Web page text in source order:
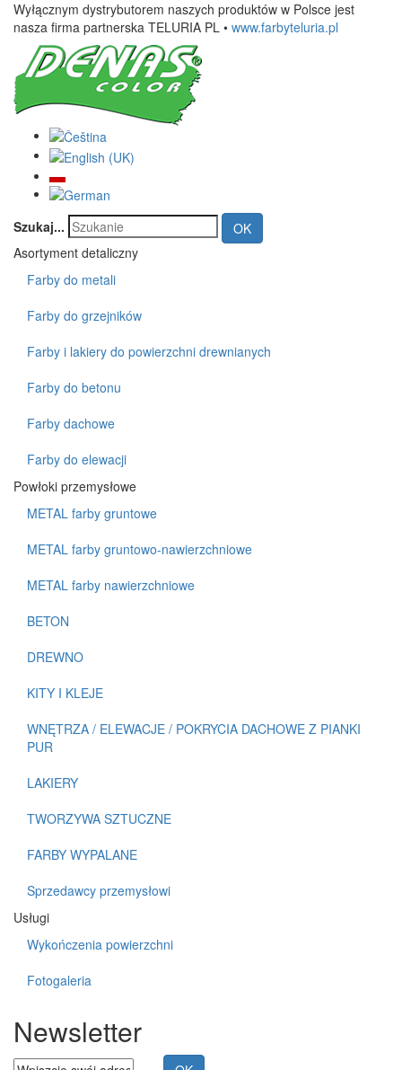
Wyłącznym dystrybutorem naszych produktów w Polsce jest
nasza firma partnerska TELURIA PL • www.farbyteluria.pl
Szukaj...
OK
Asortyment detaliczny
Farby do metali
Farby do grzejników
Farby i lakiery do powierzchni drewnianych
Farby do betonu
Farby dachowe
Farby do elewacji
Powłoki przemysłowe
METAL farby gruntowe
METAL farby gruntowo-nawierzchniowe
METAL farby nawierzchniowe
BETON
DREWNO
KITY I KLEJE
WNĘTRZA / ELEWACJE / POKRYCIA DACHOWE Z PIANKI
PUR
LAKIERY
TWORZYWA SZTUCZNE
FARBY WYPALANE
Sprzedawcy przemysłowi
Usługi
Wykończenia powierzchni
Fotogaleria
Newsletter